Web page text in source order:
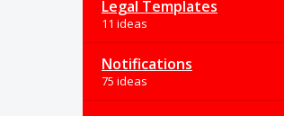
Legal Templates
11 ideas
Notifications
75 ideas